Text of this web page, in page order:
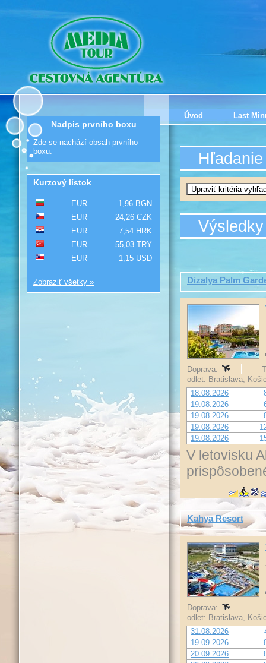
Úvod Last
Dizalya Palm
Doprava:
odlet: Bratislava,
18.08.2026
19.08.2026
19.08.2026
19.08.2026
19.08.2026
V letovisku
Kahya Resort
Doprava:
odlet: Bratislava,
31.08.2026
19.09.2026
20.09.2026
Nadpis prvního boxu
Zde se nachází obsah prvního
boxu.
Kurzový lístok
EUR
1,96 BGN
EUR
24,26 CZK
EUR
7,54 HRK
EUR
55,03 TRY
EUR
1,15 USD
Zobraziť všetky »